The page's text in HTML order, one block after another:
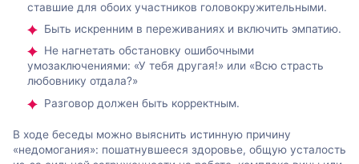
ставшие для обоих участников головокружительными.
Быть искренним в переживаниях и включить эмпатию.
Не нагнетать обстановку ошибочными
умозаключениями: «У тебя другая!» или «Всю страсть
любовнику отдала?»
Разговор должен быть корректным.
В ходе беседы можно выяснить истинную причину
«недомогания»: пошатнувшееся здоровье, общую усталость